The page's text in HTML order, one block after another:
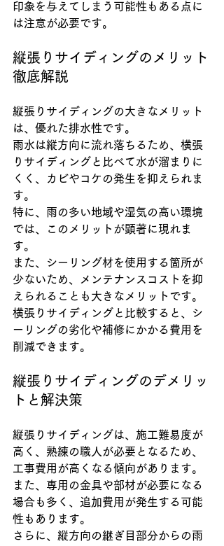
印象を与えてしまう可能性もある点に
は注意が必要です。
縦張りサイディングのメリット
徹底解説
縦張りサイディングの大きなメリット
は、優れた排水性です。
雨水は縦方向に流れ落ちるため、横張
りサイディングと比べて水が溜まりに
くく、カビやコケの発生を抑えられま
す。
特に、雨の多い地域や湿気の高い環境
では、このメリットが顕著に現れま
す。
また、シーリング材を使用する箇所が
少ないため、メンテナンスコストを抑
えられることも大きなメリットです。
横張りサイディングと比較すると、シ
ーリングの劣化や補修にかかる費用を
削減できます。
縦張りサイディングのデメリッ
トと解決策
縦張りサイディングは、施工難易度が
高く、熟練の職人が必要となるため、
工事費用が高くなる傾向があります。
また、専用の金具や部材が必要になる
場合も多く、追加費用が発生する可能
性もあります。
さらに、縦方向の継ぎ目部分からの雨